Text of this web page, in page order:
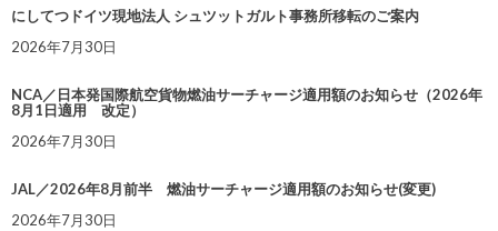
にしてつドイツ現地法人 シュツットガルト事務所移転のご案内
2026年7月30日
NCA／日本発国際航空貨物燃油サーチャージ適用額のお知らせ（2026年
8月1日適用 改定）
2026年7月30日
JAL／2026年8月前半 燃油サーチャージ適用額のお知らせ(変更)
2026年7月30日